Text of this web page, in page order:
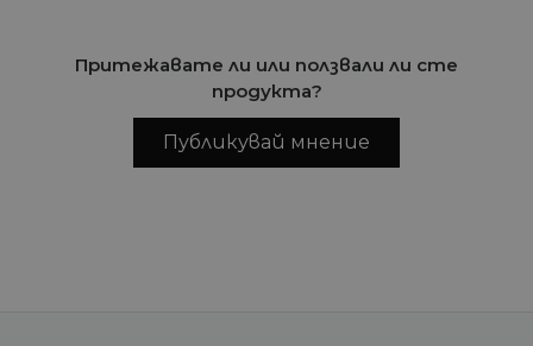
Притежавате ли или ползвали ли сте
продукта?
Публикувай мнение